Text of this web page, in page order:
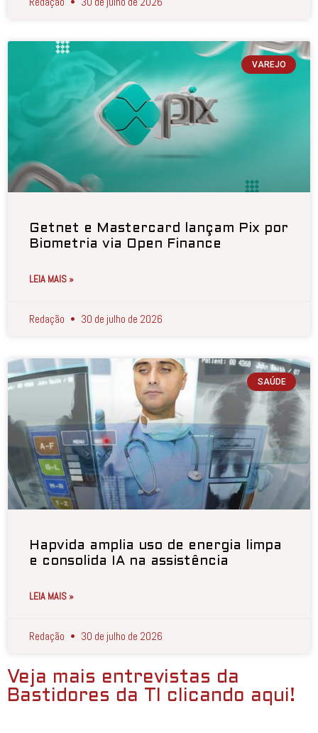
VAREJO
Getnet e Mastercard lançam Pix por
Biometria via Open Finance
LEIA MAIS »
Redação 30 de julho de 2026
SAÚDE
Hapvida amplia uso de energia limpa
e consolida IA na assistência
LEIA MAIS »
Redação 30 de julho de 2026
Veja mais entrevistas da
Bastidores da TI clicando aqui!